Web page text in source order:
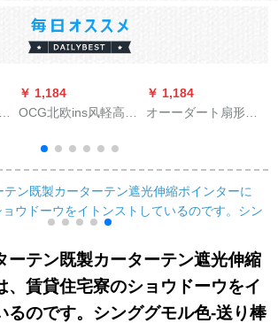
￥ 1,184
OCG北欧ins风軽高得
ーンシームのモダム
完全遮光寝室リビグ
無のベルベルベット
珈琲ディープソーン
ダスト一メトル高2.7
を下げます。
￥ 1,184
オーーダート扇形カ
サーンシンシンシン
の扇风型カーターテ
ーン既製カーターテ
ーズシリーズシリー
ズシリーズシリーズ
の竹のレ金銀糸本领
【扇形】
ーテン既製カーターテン遮光伸縮
、賃貸住宅寮のショウドーウをイ
るのです。シンググモル色-送り棒